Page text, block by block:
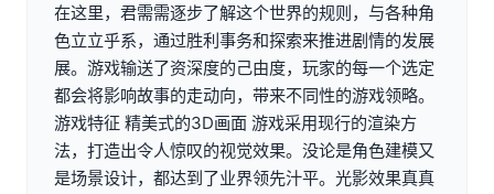
在这里，君需需逐步了解这个世界的规则，与各种角
色立立乎系，通过胜利事务和探索来推进剧情的发展
展。游戏输送了资深度的己由度，玩家的每一个选定
都会将影响故事的走动向，带来不同性的游戏领略。
游戏特征 精美式的3D画面 游戏采用现行的渲染方
法，打造出令人惊叹的视觉效果。没论是角色建模又
是场景设计，都达到了业界领先汁平。光影效果真真